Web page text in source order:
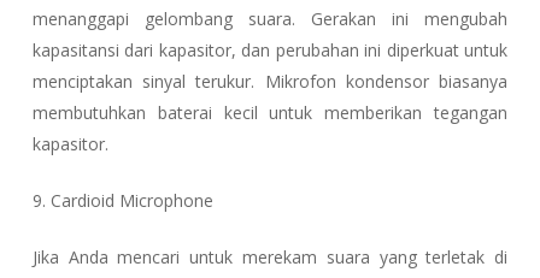
menanggapi gelombang suara. Gerakan ini mengubah
kapasitansi dari kapasitor, dan perubahan ini diperkuat untuk
menciptakan sinyal terukur. Mikrofon kondensor biasanya
membutuhkan baterai kecil untuk memberikan tegangan
kapasitor.
9. Cardioid Microphone
Jika Anda mencari untuk merekam suara yang terletak di